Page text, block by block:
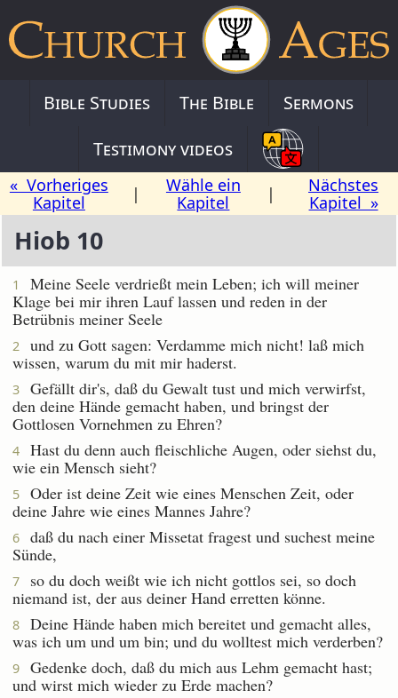
Bible Studies The Bible
Sermons
Testimony videos
« Vorheriges
Kapitel
|
Wähle ein
Kapitel
|
Nächstes
Kapitel »
Hiob 10
1
Meine Seele verdrießt mein Leben; ich will meiner
Klage bei mir ihren Lauf lassen und reden in der
Betrübnis meiner Seele
2
und zu Gott sagen: Verdamme mich nicht! laß mich
wissen, warum du mit mir haderst.
3
Gefällt dir's, daß du Gewalt tust und mich verwirfst,
den deine Hände gemacht haben, und bringst der
Gottlosen Vornehmen zu Ehren?
4
Hast du denn auch fleischliche Augen, oder siehst du,
wie ein Mensch sieht?
5
Oder ist deine Zeit wie eines Menschen Zeit, oder
deine Jahre wie eines Mannes Jahre?
6
daß du nach einer Missetat fragest und suchest meine
Sünde,
7
so du doch weißt wie ich nicht gottlos sei, so doch
niemand ist, der aus deiner Hand erretten könne.
8
Deine Hände haben mich bereitet und gemacht alles,
was ich um und um bin; und du wolltest mich verderben?
9
Gedenke doch, daß du mich aus Lehm gemacht hast;
und wirst mich wieder zu Erde machen?